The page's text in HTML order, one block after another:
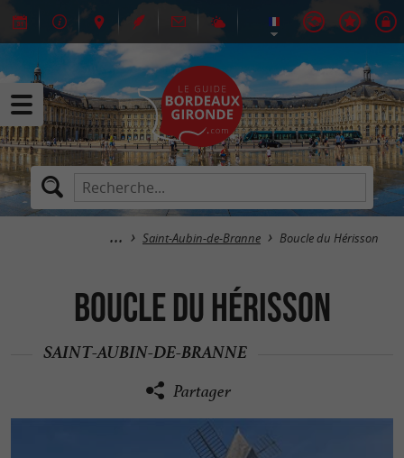
Saint-Aubin-de-Branne Boucle du Hérisson
Boucle du Hérisson
SAINT-AUBIN-DE-BRANNE
Partager